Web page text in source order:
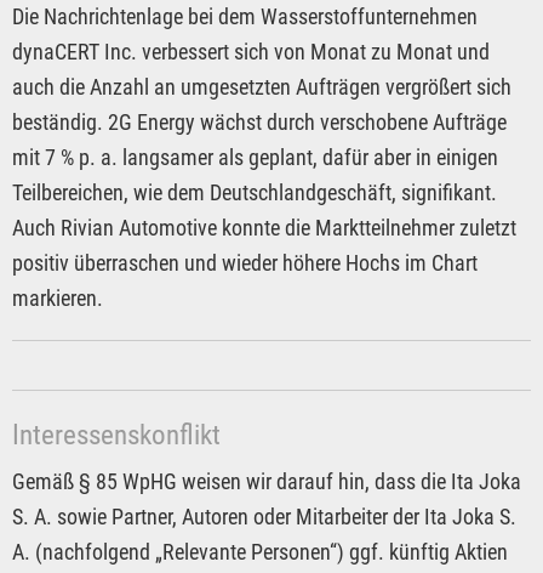
Die Nachrichtenlage bei dem Wasserstoffunternehmen
dynaCERT Inc. verbessert sich von Monat zu Monat und
auch die Anzahl an umgesetzten Aufträgen vergrößert sich
beständig. 2G Energy wächst durch verschobene Aufträge
mit 7 % p. a. langsamer als geplant, dafür aber in einigen
Teilbereichen, wie dem Deutschlandgeschäft, signifikant.
Auch Rivian Automotive konnte die Marktteilnehmer zuletzt
positiv überraschen und wieder höhere Hochs im Chart
markieren.
Interessenskonflikt
Gemäß § 85 WpHG weisen wir darauf hin, dass die Ita Joka
S. A. sowie Partner, Autoren oder Mitarbeiter der Ita Joka S.
A. (nachfolgend „Relevante Personen“) ggf. künftig Aktien